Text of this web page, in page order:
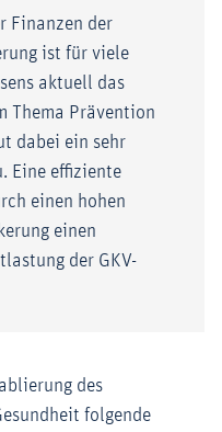
Finanzen der
ist für viele
aktuell das
Thema Prävention
dabei ein sehr
Eine effiziente
einen hohen
einen
der GKV-
des
folgende